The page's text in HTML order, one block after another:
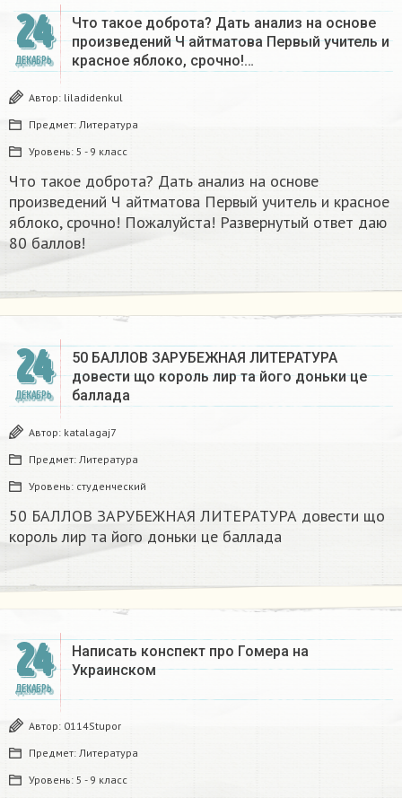
24
ДЕКАБРЬ
Что такое доброта? Дать анализ на основе
произведений Ч айтматова Первый учитель и
красное яблоко, срочно!…
Автор: liladidenkul
Предмет: Литература
Уровень: 5 - 9 класс
Что такое доброта? Дать анализ на основе
произведений Ч айтматова Первый учитель и красное
яблоко, срочно! Пожалуйста! Развернутый ответ даю
80 баллов!
24
ДЕКАБРЬ
50 БАЛЛОВ ЗАРУБЕЖНАЯ ЛИТЕРАТУРА
довести що король лир та його доньки це
баллада
Автор: katalagaj7
Предмет: Литература
Уровень: студенческий
50 БАЛЛОВ ЗАРУБЕЖНАЯ ЛИТЕРАТУРА довести що
король лир та його доньки це баллада
24
ДЕКАБРЬ
Написать конспект про Гомера на
Украинском​
Автор: 0114Stupor
Предмет: Литература
Уровень: 5 - 9 класс